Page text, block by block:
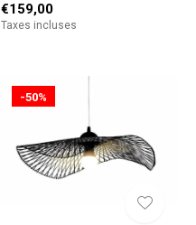
€159,00
Taxes incluses
-50%